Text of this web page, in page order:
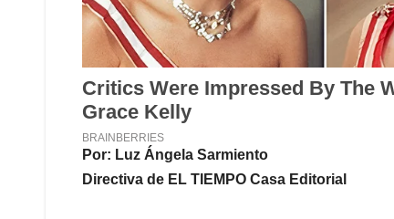
Por: Luz Ángela Sarmiento
Directiva de EL TIEMPO Casa Editorial